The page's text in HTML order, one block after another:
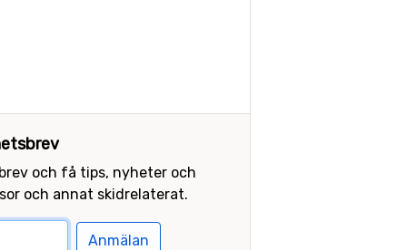
och få tips, nyheter och
och annat skidrelaterat.
Anmälan